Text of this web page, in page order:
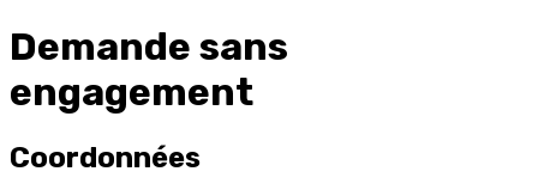
Demande sans
engagement
Coordonnées